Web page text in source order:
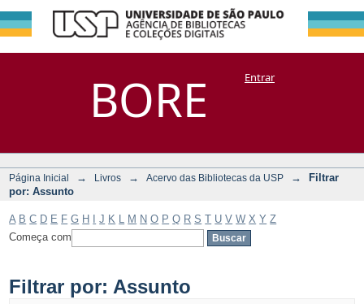
BORE
Filtrar por:
Assunto
DSpace/Manakin + CoriscoEntrar
Página Inicial → Livros → Acervo das Bibliotecas da USP →
Filtrar
por: Assunto
A B C D E F G H J K M N O P Q R S T U V W X Y Z
Começa com
Filtrar por: Assunto